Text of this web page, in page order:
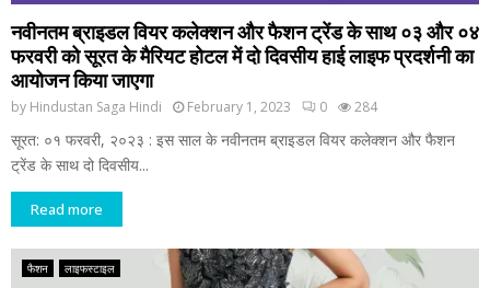
नवीनतम ब्राइडल वियर कलेक्शन और फैशन ट्रेंड के साथ ०३ और ०४
फरवरी को सूरत के मैरियट होटल में दो दिवसीय हाई लाइफ प्रदर्शनी का
आयोजन किया जाएगा
by Hindustan Saga Hindi February 1, 2023 0 284
सूरत: ०१ फरवरी, २०२३ : इस साल के नवीनतम ब्राइडल वियर कलेक्शन और फैशन
ट्रेंड के साथ दो दिवसीय...
Read more
फैशन लाइफस्टाइल